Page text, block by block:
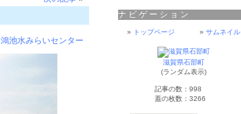
鴻池水みらいセンター
ナビゲーション
» トップページ » サムネイル
滋賀県石部町
(ランダム表示)
記事の数：998
蓋の枚数：3266